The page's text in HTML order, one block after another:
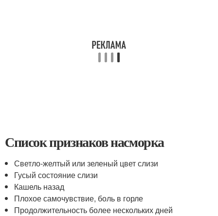
Список признаков насморка
Светло-желтый или зеленый цвет слизи
Гусый состояние слизи
Кашель назад
Плохое самочувствие, боль в горле
Продолжительность более нескольких дней